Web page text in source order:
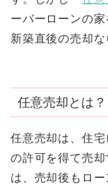
ーバーローンの家
新築直後の売却な
任意売却とは？
任意売却は、住
の許可を得て売
は、売却後もロ